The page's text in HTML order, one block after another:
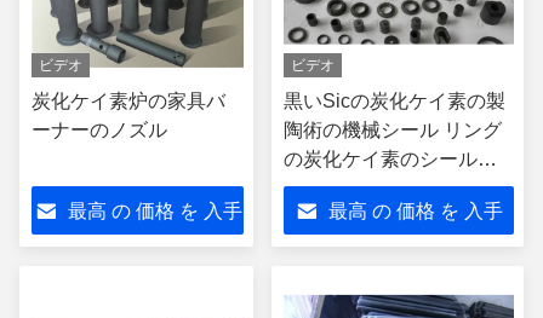
ビデオ
炭化ケイ素炉の家具バ
ーナーのノズル
最高 の 価格 を 入手
ビデオ
黒いSicの炭化ケイ素の製
陶術の機械シール リング
の炭化ケイ素のシールの
表面
最高 の 価格 を 入手